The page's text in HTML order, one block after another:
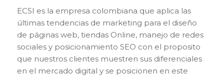
ECSI es la empresa colombiana que aplica las
últimas tendencias de marketing para el diseño
de páginas web, tiendas Online, manejo de redes
sociales y posicionamiento SEO con el proposito
que nuestros clientes muestren sus diferenciales
en el mercado digital y se posicionen en este